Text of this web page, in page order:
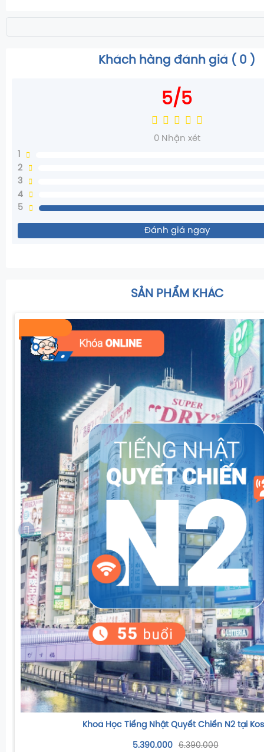
Khách hàng đánh giá ( 0 )
5/5
0 Nhận xét
1
2
3
4
5
Đánh giá ngay
SẢN PHẨM KHÁC
Khoá Học Tiếng Nhật Quyết Chiến N2 tại
5.390.000 6.390.000